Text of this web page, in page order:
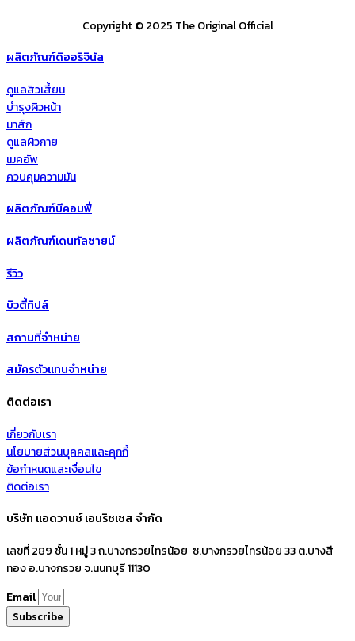
Copyright © 2025 The Original Official
ผลิตภัณฑ์ดิออริจินัล
ดูแลสิวเสี้ยน
บำรุงผิวหน้า
มาส์ก
ดูแลผิวกาย
เมคอัพ
ควบคุมความมัน
ผลิตภัณฑ์บีคอมฟี่
ผลิตภัณฑ์เดนทัลซายน์
รีวิว
บิวตี้ทิปส์
สถานที่จำหน่าย
สมัครตัวแทนจำหน่าย
ติดต่อเรา
เกี่ยวกับเรา
นโยบายส่วนบุคคลและคุกกี้
ข้อกำหนดและเงื่อนไข
ติดต่อเรา
บริษัท แอดวานซ์ เอนริชเชส จำกัด
เลขที่ 289 ชั้น 1 หมู่ 3 ถ.บางกรวยไทรน้อย ซ.บางกรวยไทรน้อย 33 ต.บางสี
ทอง อ.บางกรวย จ.นนทบุรี 11130
Email
Subscribe